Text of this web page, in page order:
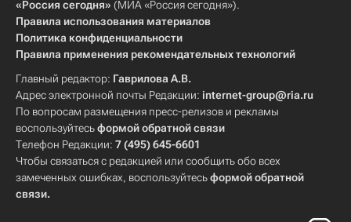
«Россия сегодня» (МИА «Россия сегодня»).
Правила использования материалов
Политика конфиденциальности
Правила применения рекомендательных технологий
Главный редактор: Гаврилова А.В.
Адрес электронной почты Редакции: internet-group@ria.ru
По вопросам размещения пресс-релизов и рекламы
воспользуйтесьформой обратной связи
Телефон Редакции: 7 (495) 645-6601
Чтобы связаться с редакцией или сообщить обо всех
замеченных ошибках, воспользуйтесьформой обратной
связи.